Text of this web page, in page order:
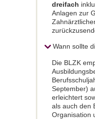
dreifach
Anlagen zur
Wann sollte
Die BLZK
September)
erleichtert
als auch den
Organisation